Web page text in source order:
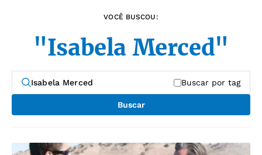
VOCÊ BUSCOU:
"Isabela Merced"
Buscar por tag
Buscar